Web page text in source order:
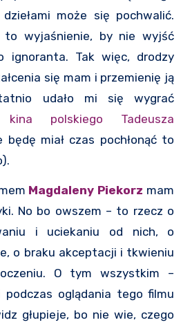
może się pochwalić.
to wyjaśnienie, by nie wyjść
ignoranta. Tak więc, drodzy
się mam i przemienię ją
udało mi się wygrać
kina polskiego
Tadeusza
będę miał czas pochłonąć to
Magdaleny Piekorz mam
No bo owszem – to rzecz o
i uciekaniu od nich, o
o braku akceptacji i tkwieniu
O tym wszystkim –
podczas oglądania tego filmu
głupieje, bo nie wie, czego